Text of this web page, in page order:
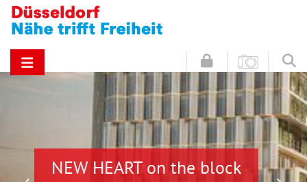
NEW HEART on the block
Hinz & Kunz